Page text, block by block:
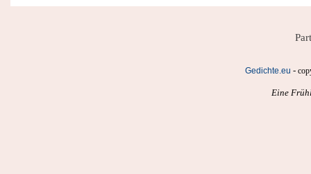
Gedichte.eu -
Eine